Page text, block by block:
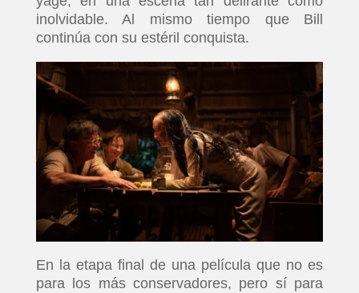
inolvidable. Al mismo tiempo que Bill
continúa con su estéril conquista.
En la etapa final de una película que no es
para los más conservadores, pero sí para